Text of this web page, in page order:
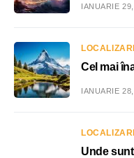
IANUARIE
Cel mai
IANUARIE
Unde